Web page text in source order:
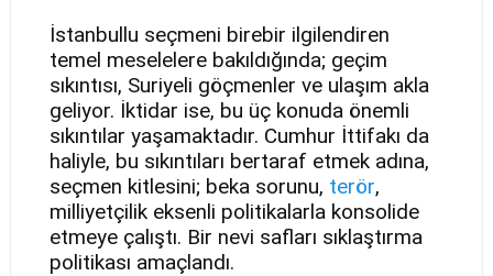
İstanbullu seçmeni birebir ilgilendiren
temel meselelere bakıldığında; geçim
sıkıntısı, Suriyeli göçmenler ve ulaşım akla
geliyor. İktidar ise, bu üç konuda önemli
sıkıntılar yaşamaktadır. Cumhur İttifakı da
haliyle, bu sıkıntıları bertaraf etmek adına,
seçmen kitlesini; beka sorunu, terör,
milliyetçilik eksenli politikalarla konsolide
etmeye çalıştı. Bir nevi safları sıklaştırma
politikası amaçlandı.